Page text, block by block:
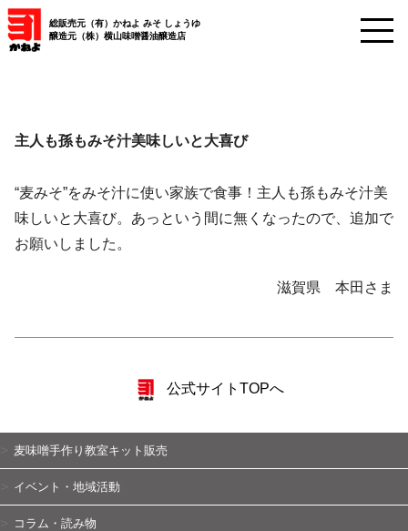
総販売元（有）かねよ みそ しょうゆ
醸造元（株）横山味噌醤油醸造店
主人も孫もみそ汁美味しいと大喜び
“麦みそ”をみそ汁に使い家族で食事！主人も孫もみそ汁美
味しいと大喜び。あっという間に無くなったので、追加で
お願いしました。
滋賀県 本田さま
公式サイトTOPへ
麦味噌手作り教室キット販売
イベント・地域活動
コラム・読み物